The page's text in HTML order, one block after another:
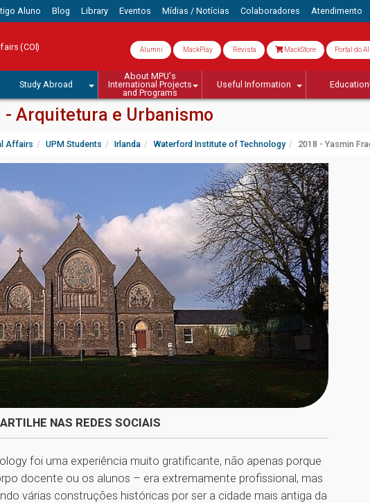
Aluno Blog Library Eventos Mídias / Notícias Colaboradores Atendimento
(COI) Alumni MackPlay Revista MackStore Portal do
Study Abroad
About MPU's
International Projects
and Programs
Useful Information
- Arquitetura e Urbanismo
Affairs UPM Students Irlanda Waterford Institute of Technology 2018 - Yasmin
NAS REDES SOCIAIS
foi uma experiência muito gratificante, não apenas porque
docente ou os alunos – era extremamente profissional, mas
várias construções históricas por ser a cidade mais antiga da